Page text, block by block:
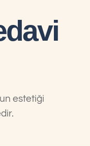
estetiği